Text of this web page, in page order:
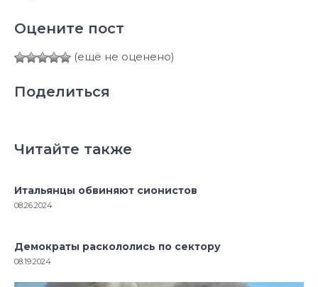
Оцените пост
(ещё не оценено)
Поделиться
Читайте также
Итальянцы обвиняют сионистов
08.26.2024
Демократы раскололись по сектору
08.19.2024